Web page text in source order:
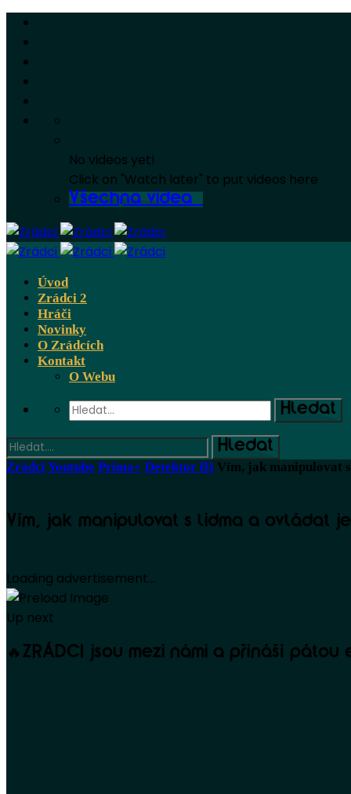
No videos yet!
Click on "Watch later" to put videos here
Všechna videa
Úvod
Zrádci 2
Hráči
Novinky
O Zrádcích
Kontakt
O Webu
ZrádciYoutube Prima+ Detektor lži Vím, jak manipulovat
Vím, jak manipulovat s lidma a ovládat je
Loading advertisement...
Up next
🔥ZRÁDCI jsou mezi námi a přináší